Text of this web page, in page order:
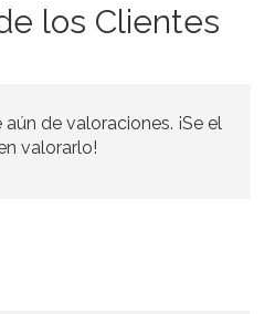
los Clientes
de valoraciones. ¡Se el
valorarlo!